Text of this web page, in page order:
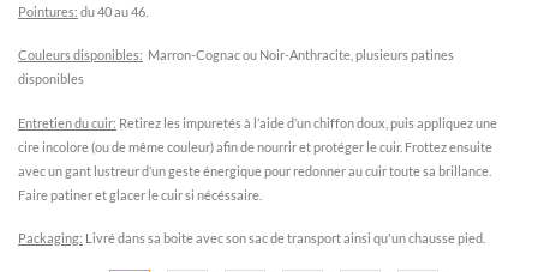
Pointures: du 40 au 46.
Couleurs disponibles: Marron-Cognac ou Noir-Anthracite, plusieurs patines
disponibles
Entretien du cuir: Retirez les impuretés à l’aide d’un chiffon doux, puis appliquez une
cire incolore (ou de même couleur) afin de nourrir et protéger le cuir. Frottez ensuite
avec un gant lustreur d’un geste énergique pour redonner au cuir toute sa brillance.
Faire patiner et glacer le cuir si nécéssaire.
Packaging: Livré dans sa boite avec son sac de transport ainsi qu'un chausse pied.